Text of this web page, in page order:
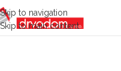
Skip to navigation
Skip to main content